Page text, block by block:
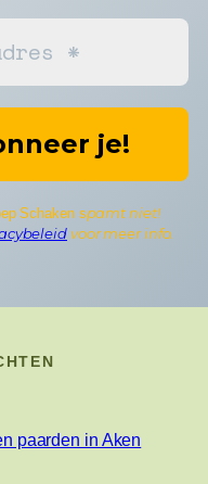
Schaken spamt niet!
voor meer info.
paarden in Aken